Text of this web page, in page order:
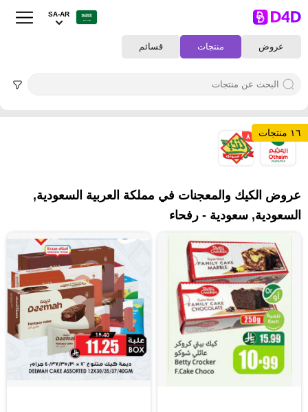
عروض منتجات قسائم
SA-AR
١٦ منتجات ٨
عروض الكيك والمعجنات في مملكة العربية السعودية,
السعودية, سعودية - رفحاء